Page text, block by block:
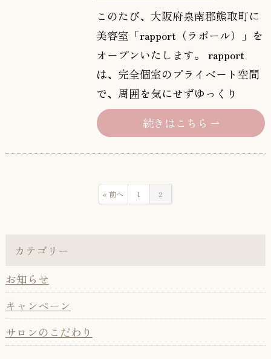
このたび、大阪府泉南郡熊取町に
美容室「rapport（ラポール）」を
オープンいたします。 rapport
は、完全個室のプライベート空間
で、周囲を気にせずゆっくり
続きはこちら
« 前へ 1 2
カテゴリー
お知らせ
キャンペーン
サロンのこだわり